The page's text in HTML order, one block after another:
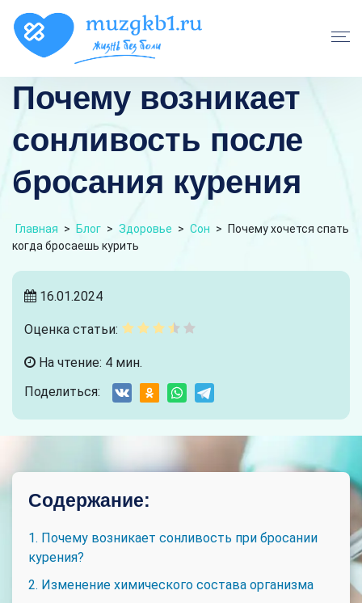
Почему возникает
сонливость после
бросания курения
Главная > Блог > Здоровье > Сон >
Почему хочется спать
когда бросаешь курить
16.01.2024
Оценка статьи:
На чтение: 4 мин.
Поделиться:
Содержание:
1. Почему возникает сонливость при бросании
курения?
2. Изменение химического состава организма